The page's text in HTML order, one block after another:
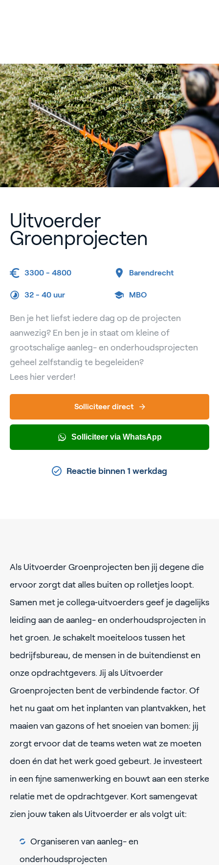
Uitvoerder
Groenprojecten
3300 - 4800 Barendrecht
32 - 40 uur MBO
Ben je het liefst iedere dag op de projecten
aanwezig? En ben je in staat om kleine of
grootschalige aanleg- en onderhoudsprojecten
geheel zelfstandig te begeleiden?
Lees hier verder!
Solliciteer direct
Solliciteer via WhatsApp
Reactie binnen 1 werkdag
Als Uitvoerder Groenprojecten ben jij degene die
ervoor zorgt dat alles buiten op rolletjes loopt.
Samen met je collega‑uitvoerders geef je dagelijks
leiding aan de aanleg- en onderhoudsprojecten in
het groen. Je schakelt moeiteloos tussen het
bedrijfsbureau, de mensen in de buitendienst en
onze opdrachtgevers. Jij als Uitvoerder
Groenprojecten bent de verbindende factor. Of
het nu gaat om het inplanten van plantvakken, het
maaien van gazons of het snoeien van bomen: jij
zorgt ervoor dat de teams weten wat ze moeten
doen én dat het werk goed gebeurt. Je investeert
in een fijne samenwerking en bouwt aan een sterke
relatie met de opdrachtgever. Kort samengevat
zien jouw taken als Uitvoerder er als volgt uit:
Organiseren van aanleg- en
onderhoudsprojecten